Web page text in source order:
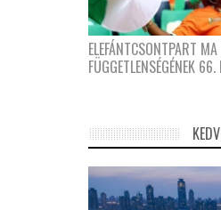
ELEFÁNTCSONTPART
FÜGGETLENSÉGÉNEK